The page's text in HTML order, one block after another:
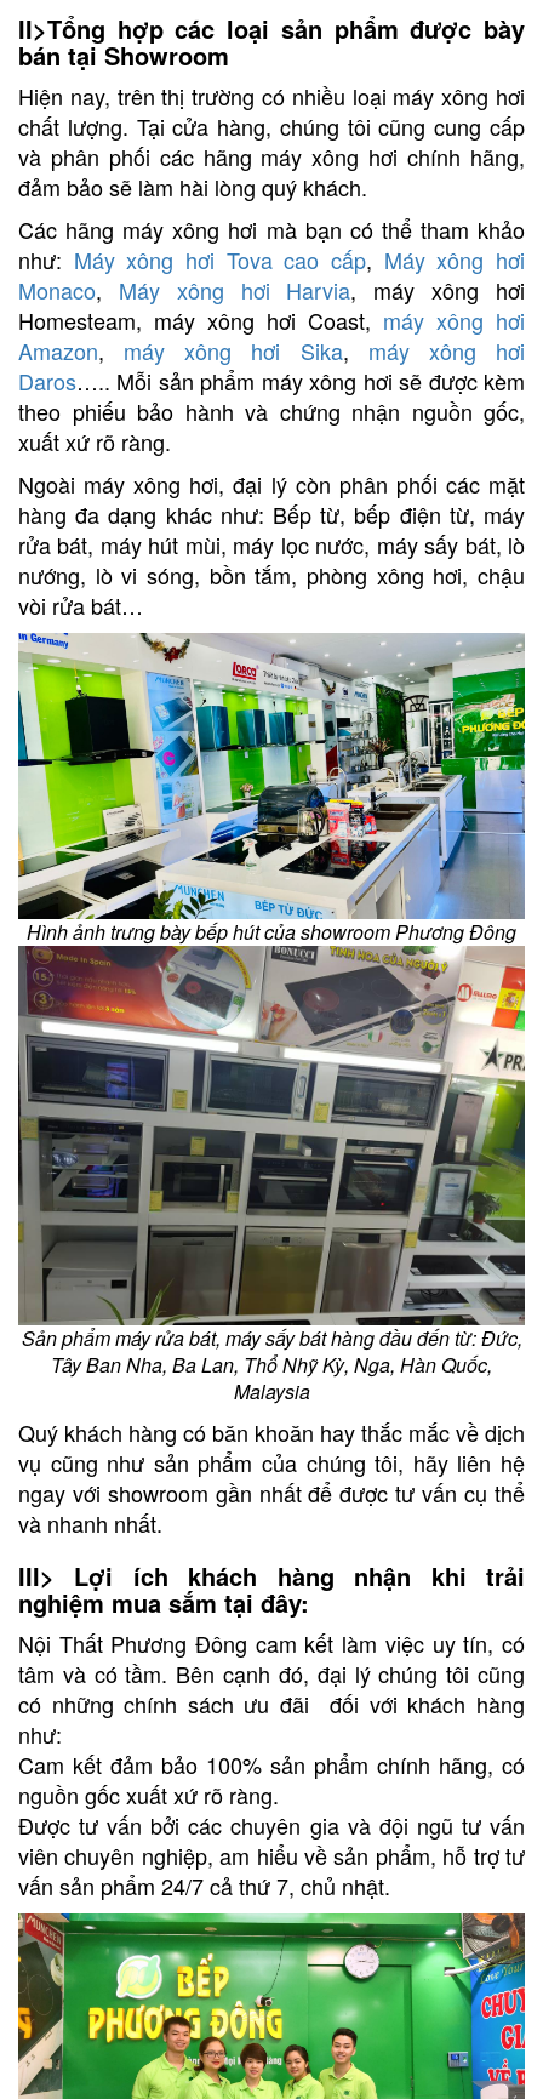
II>Tổng hợp các loại sản phẩm được bày
bán tại Showroom
Hiện nay, trên thị trường có nhiều loại máy xông hơi
chất lượng. Tại cửa hàng, chúng tôi cũng cung cấp
và phân phối các hãng máy xông hơi chính hãng,
đảm bảo sẽ làm hài lòng quý khách.
Các hãng máy xông hơi mà bạn có thể tham khảo
như: Máy xông hơi Tova cao cấp, Máy xông hơi
Monaco, Máy xông hơi Harvia, máy xông hơi
Homesteam, máy xông hơi Coast, máy xông hơi
Amazon, máy xông hơi Sika, máy xông hơi
Daros….. Mỗi sản phẩm máy xông hơi sẽ được kèm
theo phiếu bảo hành và chứng nhận nguồn gốc,
xuất xứ rõ ràng.
Ngoài máy xông hơi, đại lý còn phân phối các mặt
hàng đa dạng khác như: Bếp từ, bếp điện từ, máy
rửa bát, máy hút mùi, máy lọc nước, máy sấy bát, lò
nướng, lò vi sóng, bồn tắm, phòng xông hơi, chậu
vòi rửa bát…
Hình ảnh trưng bày bếp hút của showroom Phương Đông
Sản phẩm máy rửa bát, máy sấy bát hàng đầu đến từ: Đức,
Tây Ban Nha, Ba Lan, Thổ Nhỹ Kỳ, Nga, Hàn Quốc,
Malaysia
Quý khách hàng có băn khoăn hay thắc mắc về dịch
vụ cũng như sản phẩm của chúng tôi, hãy liên hệ
ngay với showroom gần nhất để được tư vấn cụ thể
và nhanh nhất.
III> Lợi ích khách hàng nhận khi trải
nghiệm mua sắm tại đây:
Nội Thất Phương Đông cam kết làm việc uy tín, có
tâm và có tầm. Bên cạnh đó, đại lý chúng tôi cũng
có những chính sách ưu đãi đối với khách hàng
như:
Cam kết đảm bảo 100% sản phẩm chính hãng, có
nguồn gốc xuất xứ rõ ràng.
Được tư vấn bởi các chuyên gia và đội ngũ tư vấn
viên chuyên nghiệp, am hiểu về sản phẩm, hỗ trợ tư
vấn sản phẩm 24/7 cả thứ 7, chủ nhật.